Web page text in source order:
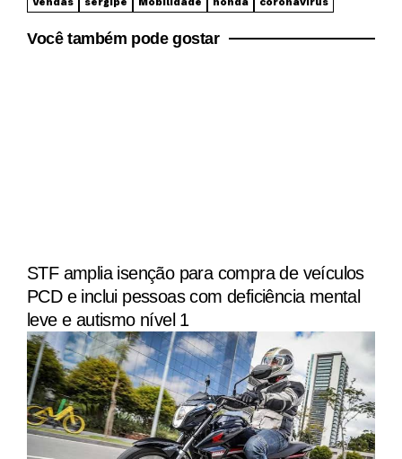
Você também pode gostar
STF amplia isenção para compra de veículos
PCD e inclui pessoas com deficiência mental
leve e autismo nível 1